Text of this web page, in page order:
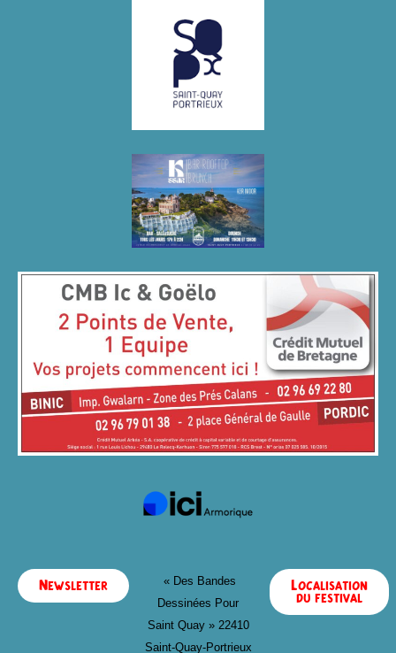
Newsletter
« Des Bandes
Dessinées Pour
Saint Quay » 22410
Saint-Quay-Portrieux
Localisation
du festival